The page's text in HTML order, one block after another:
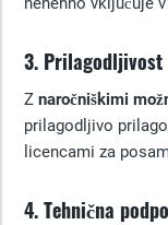
3. Prilagodljivost
Z naročniškimi
prilagodljivo
licencami za
4. Tehnična